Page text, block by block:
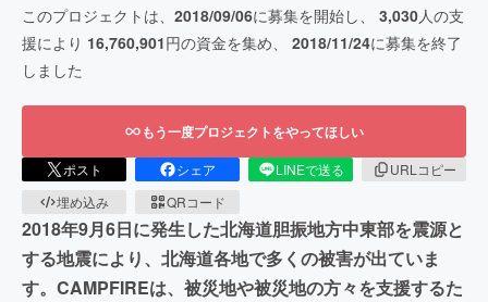
このプロジェクトは、 2018/09/06に募集を開始し、 3,030人の支
援により 16,760,901円の資金を集め、 2018/11/24に募集を終了
しました
もう一度プロジェクトをやってほしい
ポスト シェア LINEで送る
URLコピー
埋め込み
QRコード
2018年9月6日に発生した北海道胆振地方中東部を震源と
する地震により、北海道各地で多くの被害が出ていま
す。CAMPFIREは、被災地や被災地の方々を支援するた